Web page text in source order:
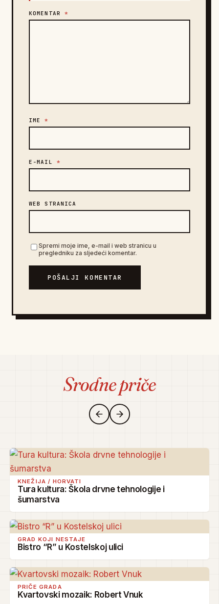
KOMENTAR *
IME*
E-MAIL *
WEB STRANICA
Spremi moje ime, e-mail i web stranicu u
pregledniku za sljedeći komentar.
POŠALJI KOMENTAR
Srodne priče
KNEŽIJA / HORVATI
Tura kultura: Škola drvne tehnologije i
šumarstva
GRAD KOJI NESTAJE
Bistro “R” u Kostelskoj ulici
PRIČE GRADA
Kvartovski mozaik: Robert Vnuk